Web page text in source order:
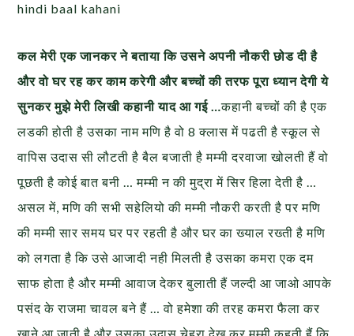
hindi baal kahani
कल मेरी एक जानकर ने बताया कि उसने अपनी नौकरी छोड दी है
और वो घर रह कर काम करेगी और बच्चों की तरफ पूरा ध्यान देगी ये
सुनकर मुझे मेरी लिखी कहानी याद आ गई …कहानी बच्चों की है एक
लडकी होती है उसका नाम मणि है वो 8 क्लास में पढती है स्कूल से
वापिस उदास सी लौटती है बैल बजाती है मम्मी दरवाजा खोलती हैं वो
पूछती है कोई बात बनी … मम्मी न की मुद्रा में सिर हिला देती है …
असल में, मणि की सभी सहेलियो की मम्मी नौकरी करती है पर मणि
की मम्मी सार समय घर पर रहती है और घर का ख्याल रख्ती है मणि
को लगता है कि उसे आजादी नही मिलती है उसका कमरा एक दम
साफ होता है और मम्मी आवाज देकर बुलाती हैं जल्दी आ जाओ आपके
पसंद के राजमा चावल बने हैं … वो हमेशा की तरह कमरा फैला कर